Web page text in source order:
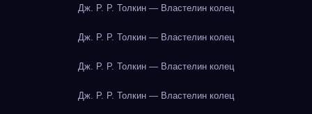
Дж. Р. Р. Толкин — Властелин колец
Дж. Р. Р. Толкин — Властелин колец
Дж. Р. Р. Толкин — Властелин колец
Дж. Р. Р. Толкин — Властелин колец